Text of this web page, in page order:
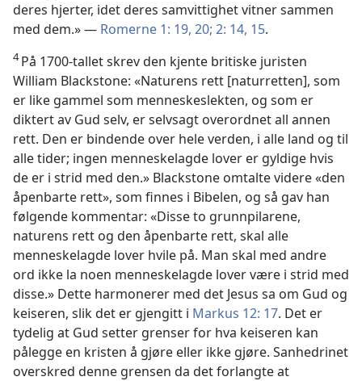
deres hjerter, idet deres samvittighet vitner sammen
med dem.» — Romerne 1: 19, 20; 2: 14, 15.
4På 1700-tallet skrev den kjente britiske juristen
William Blackstone: «Naturens rett [naturretten], som
er like gammel som menneskeslekten, og som er
diktert av Gud selv, er selvsagt overordnet all annen
rett. Den er bindende over hele verden, i alle land og til
alle tider; ingen menneskelagde lover er gyldige hvis
de er i strid med den.» Blackstone omtalte videre «den
åpenbarte rett», som finnes i Bibelen, og så gav han
følgende kommentar: «Disse to grunnpilarene,
naturens rett og den åpenbarte rett, skal alle
menneskelagde lover hvile på. Man skal med andre
ord ikke la noen menneskelagde lover være i strid med
disse.» Dette harmonerer med det Jesus sa om Gud og
keiseren, slik det er gjengitt i Markus 12: 17. Det er
tydelig at Gud setter grenser for hva keiseren kan
pålegge en kristen å gjøre eller ikke gjøre. Sanhedrinet
overskred denne grensen da det forlangte at